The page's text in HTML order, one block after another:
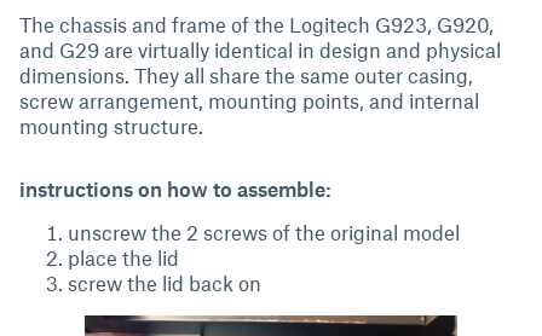
The chassis and frame of the Logitech G923, G920,
and G29 are virtually identical in design and physical
dimensions. They all share the same outer casing,
screw arrangement, mounting points, and internal
mounting structure.
instructions on how to assemble:
unscrew the 2 screws of the original model
place the lid
screw the lid back on